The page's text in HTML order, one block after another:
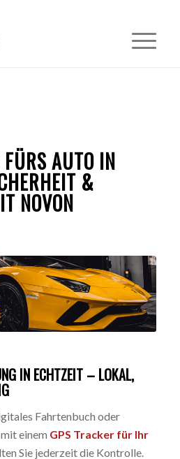
AUTO IN
&
NOVON
IN ECHTZEIT – LOKAL,
Fahrtenbuch oder
einem GPS Tracker für Ihr
Sie jederzeit die Kontrolle.